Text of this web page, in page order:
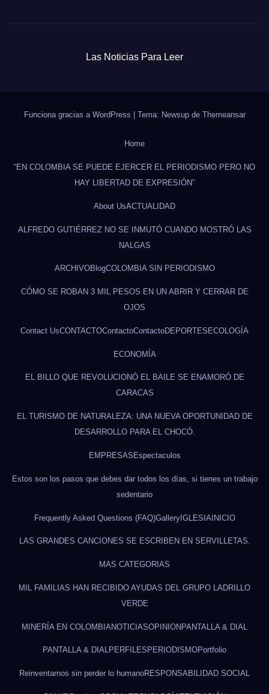
Las Noticias Para Leer
Funciona gracias a WordPress Tema: Newsup de Themeansar
Home
“EN COLOMBIA SE PUEDE EJERCER EL PERIODISMO PERO NO
HAY LIBERTAD DE EXPRESIÓN”
About UsACTUALIDAD
ALFREDO GUTIÉRREZ NO SE INMUTÓ CUANDO MOSTRÓ LAS
NALGAS
ARCHIVOBlogCOLOMBIA SIN PERIODISMO
CÓMO SE ROBAN 3 MIL PESOS EN UN ABRIR Y CERRAR DE
OJOS
Contact UsCONTACTOContactoContactoDEPORTES ECOLOGÍA
ECONOMÍA
EL BILLO QUE REVOLUCIONÓ EL BAILE SE ENAMORÓ DE
CARACAS
EL TURISMO DE NATURALEZA: UNA NUEVA OPORTUNIDAD DE
DESARROLLO PARA EL CHOCÓ.
EMPRESAS Espectaculos
Estos son los pasos que debes dar todos los días, si tienes un trabajo
sedentario
Frequently Asked Questions (FAQ)GalleryIGLESIAINICIO
LAS GRANDES CANCIONES SE ESCRIBEN EN SERVILLETAS.
MAS CATEGORIAS
MIL FAMILIAS HAN RECIBIDO AYUDAS DEL GRUPO LADRILLO
VERDE
MINERÍA EN COLOMBIANOTICIASOPINIONPANTALLA & DIAL
PANTALLA & DIALPERFILES PERIODISMOPortfolio
Reinventarnos sin perder lo humanoRESPONSABILIDAD SOCIAL